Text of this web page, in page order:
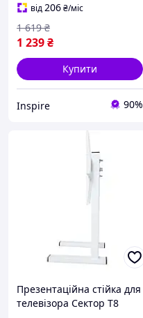
від206₴/міс
1 239₴
1 619 ₴
Купити
Inspire 90%
Презентаційна стійка для
телевізора Сектор T8